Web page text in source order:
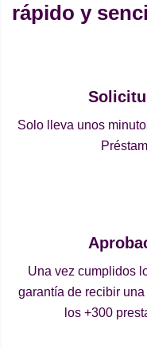
rápido y
Solo lleva unos
Una vez cumplidos
garantía de recibir
los +300